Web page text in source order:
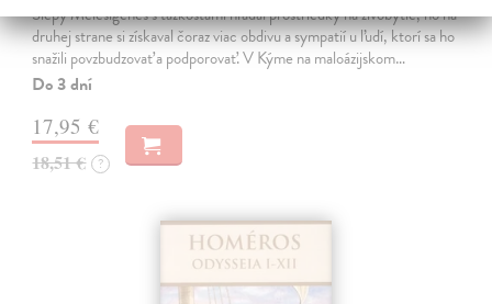
Slepý Melésigenés s ťažkosťami hľadal prostriedky na živobytie, no na
druhej strane si získaval čoraz viac obdivu a sympatií u ľudí, ktorí sa ho
snažili povzbudzovať a podporovať. V Kýme na maloázijskom…
Do 3 dní
17,95 €
18,51 € ?